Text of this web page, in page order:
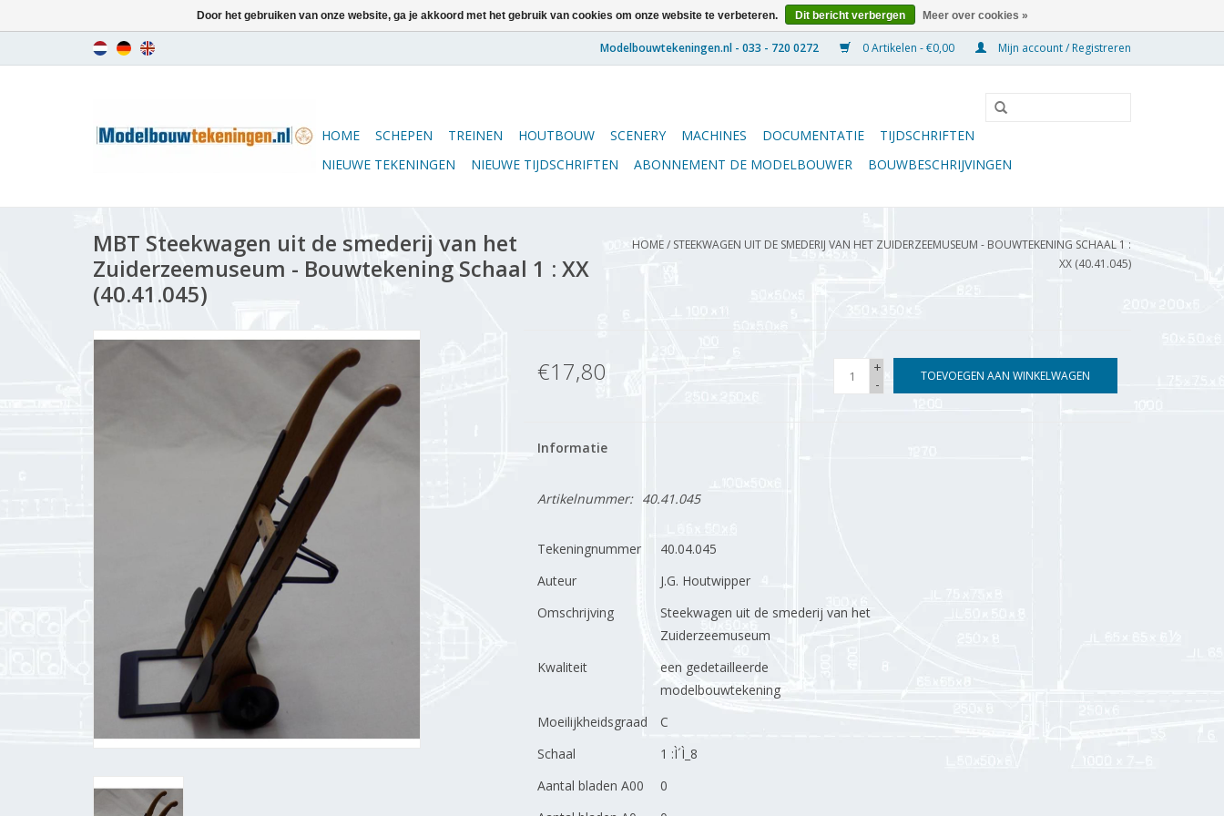
0 Artikelen - €0,00 Mijn account / Registreren
HOME SCHEPEN TREINEN HOUTBOUW SCENERY MACHINES DOCUMENTATIE
TIJDSCHRIFTEN
NIEUWE TEKENINGEN
NIEUWE TIJDSCHRIFTEN ABONNEMENT DE MODELBOUWER BOUWBESCHRIJVINGEN
MBT Steekwagen uit de smederij van het
Zuiderzeemuseum - Bouwtekening Schaal 1 : XX
(40.41.045)
HOME/ STEEKWAGEN UIT DE SMEDERIJ VAN HET ZUIDERZEEMUSEUM - BOUWTEKENING SCHAAL 1 :
XX (40.41.045)
€17,80
+
-
TOEVOEGEN AAN WINKELWAGEN
Informatie
Artikelnummer: 40.41.045
Tekeningnummer
40.04.045
Auteur
J.G. Houtwipper
Omschrijving
Steekwagen uit de smederij van het
Zuiderzeemuseum
Kwaliteit
een gedetailleerde
modelbouwtekening
Moeilijkheidsgraad
C
Schaal
1 :Ì´Ì_8
Aantal bladen A00
0
Door het gebruiken van onze website, ga je akkoord met het gebruik van cookies om onze website te verbeteren. Dit bericht verbergen Meer over cookies »